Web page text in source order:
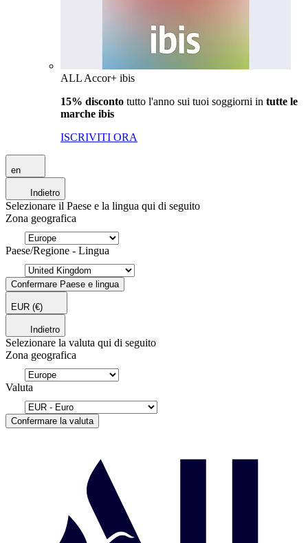
ALL Accor+ ibis
15% disconto tutto l'anno sui tuoi soggiorni in tutte le
marche ibis
ISCRIVITI ORA
en
Indietro
Selezionare il Paese e la lingua qui di seguito
Zona geografica
Paese/Regione - Lingua
Confermare Paese e lingua
EUR (€)
Indietro
Selezionare la valuta qui di seguito
Zona geografica
Valuta
Confermare la valuta